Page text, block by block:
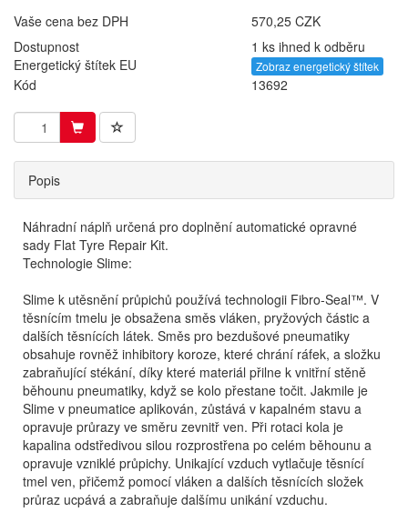
Vaše cena bez DPH
570,25 CZK
Dostupnost
1 ks ihned k odběru
Energetický štítek EU
Zobraz energetický štítek
Kód 13692
Popis
Náhradní náplň určená pro doplnění automatické opravné
sady Flat Tyre Repair Kit.
Technologie Slime:
Slime k utěsnění průpichů používá technologii Fibro-Seal™. V
těsnícím tmelu je obsažena směs vláken, pryžových částic a
dalších těsnících látek. Směs pro bezdušové pneumatiky
obsahuje rovněž inhibitory koroze, které chrání ráfek, a složku
zabraňující stékání, díky které materiál přilne k vnitřní stěně
běhounu pneumatiky, když se kolo přestane točit. Jakmile je
Slime v pneumatice aplikován, zůstává v kapalném stavu a
opravuje průrazy ve směru zevnitř ven. Při rotaci kola je
kapalina odstředivou silou rozprostřena po celém běhounu a
opravuje vzniklé průpichy. Unikající vzduch vytlačuje těsnící
tmel ven, přičemž pomocí vláken a dalších těsnících složek
průraz ucpává a zabraňuje dalšímu unikání vzduchu.